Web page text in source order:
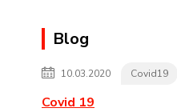
Blog
10.03.2020 Covid19
Covid 19